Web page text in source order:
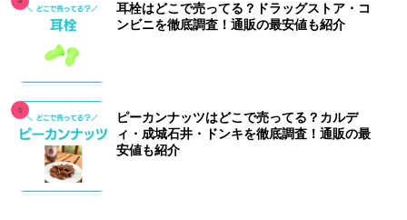
耳栓はどこで売ってる？ドラッグストア・コ
ンビニを徹底調査！通販の最安値も紹介
ピーカンナッツはどこで売ってる？カルデ
ィ・成城石井・ドンキを徹底調査！通販の最
安値も紹介